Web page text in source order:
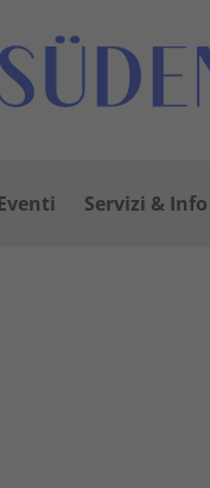
Servizi & Info